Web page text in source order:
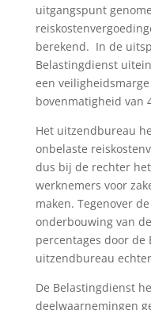
uitgangspunt
berekend. In de
Belastingdienst
een
bovenmatigheid van
Het uitzendbureau
onbelaste
dus bij de rechter
werknemers voor
maken. Tegenover
onderbouwing van
percentages door
uitzendbureau
De Belastingdienst
deelwaarnemingen